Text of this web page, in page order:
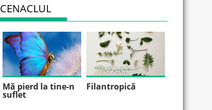
CENACLUL
Mă pierd la tine-n
suflet
Filantropică